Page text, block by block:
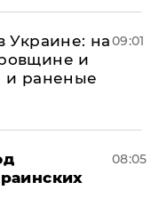
Украине: на
и
и раненые
09:01
08:05